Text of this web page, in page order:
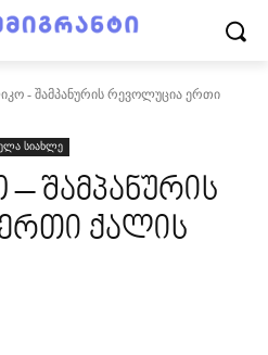
- შამპანურის რევოლუცია ერთი
სიახლე
შამპანურის
ქალის